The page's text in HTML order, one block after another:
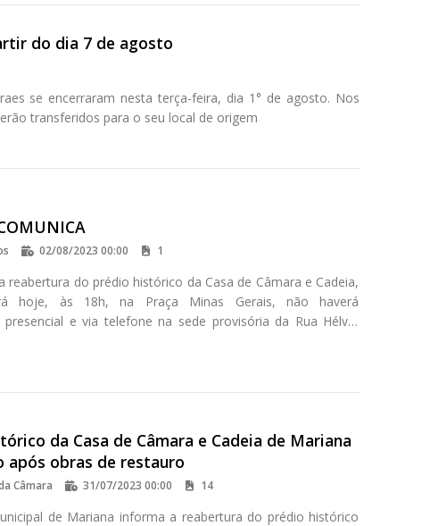
do dia 7 de agosto
se encerraram nesta terça-feira, dia 1° de agosto. Nos
transferidos para o seu local de origem
02/08/2023 00:00 1
reabertura do prédio histórico da Casa de Câmara e Cadeia,
hoje, às 18h, na Praça Minas Gerais, não haverá
presencial e via telefone na sede provisória da Rua Hélvio
da Casa de Câmara e Cadeia de Mariana
após obras de restauro
Câmara 31/07/2023 00:00 14
de Mariana informa a reabertura do prédio histórico